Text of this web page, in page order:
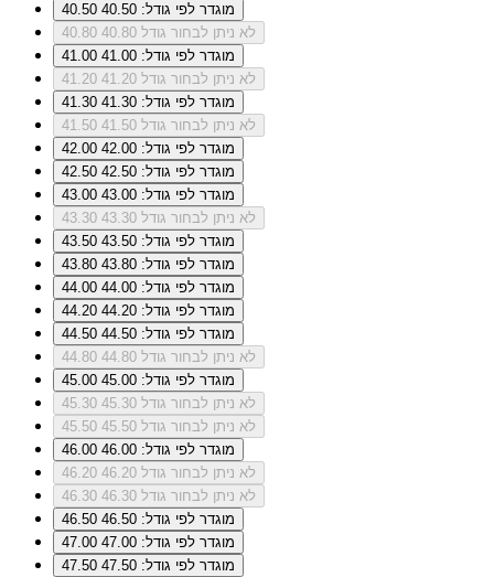
40.50
מוגדר לפי גודל: 40.50
40.80
לא ניתן לבחור גודל 40.80
41.00
מוגדר לפי גודל: 41.00
41.20
לא ניתן לבחור גודל 41.20
41.30
מוגדר לפי גודל: 41.30
41.50
לא ניתן לבחור גודל 41.50
42.00
מוגדר לפי גודל: 42.00
42.50
מוגדר לפי גודל: 42.50
43.00
מוגדר לפי גודל: 43.00
43.30
לא ניתן לבחור גודל 43.30
43.50
מוגדר לפי גודל: 43.50
43.80
מוגדר לפי גודל: 43.80
44.00
מוגדר לפי גודל: 44.00
44.20
מוגדר לפי גודל: 44.20
44.50
מוגדר לפי גודל: 44.50
44.80
לא ניתן לבחור גודל 44.80
45.00
מוגדר לפי גודל: 45.00
45.30
לא ניתן לבחור גודל 45.30
45.50
לא ניתן לבחור גודל 45.50
46.00
מוגדר לפי גודל: 46.00
46.20
לא ניתן לבחור גודל 46.20
46.30
לא ניתן לבחור גודל 46.30
46.50
מוגדר לפי גודל: 46.50
47.00
מוגדר לפי גודל: 47.00
47.50
מוגדר לפי גודל: 47.50